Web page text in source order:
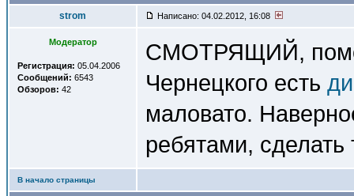
strom Написано: 04.02.2012, 16:08
Модератор
Регистрация: 05.04.2006
Сообщений: 6543
Обзоров: 42
СМОТРЯЩИЙ,
Чернецкого есть
маловато.
ребятами,
В начало страницы